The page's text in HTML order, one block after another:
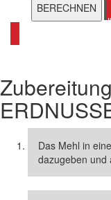
Das Mehl in
dazugeben und